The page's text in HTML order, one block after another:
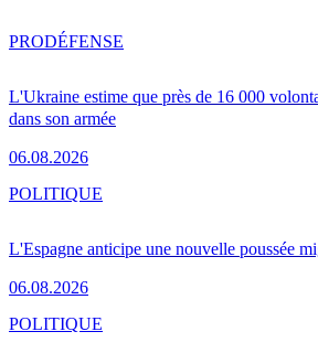
L'Ukraine estime que près de 16 000
dans son armée
06.08.2026
PRODÉFENSE
L'Espagne anticipe une nouvelle poussée
06.08.2026
POLITIQUE
POLITIQUE